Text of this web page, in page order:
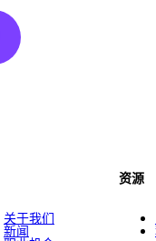
关于我们
新闻
资源